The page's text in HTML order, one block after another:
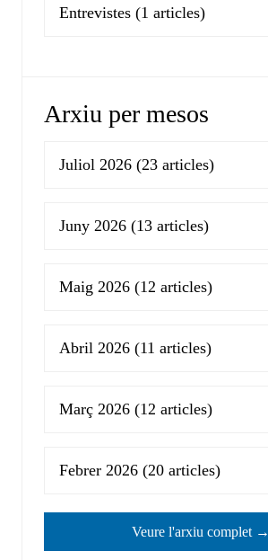
Entrevistes (1 articles)
Arxiu per mesos
Juliol 2026 (23 articles)
Juny 2026 (13 articles)
Maig 2026 (12 articles)
Abril 2026 (11 articles)
Març 2026 (12 articles)
Febrer 2026 (20 articles)
Veure l'arxiu complet →